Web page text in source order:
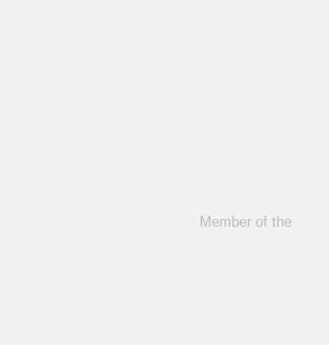
Member of the